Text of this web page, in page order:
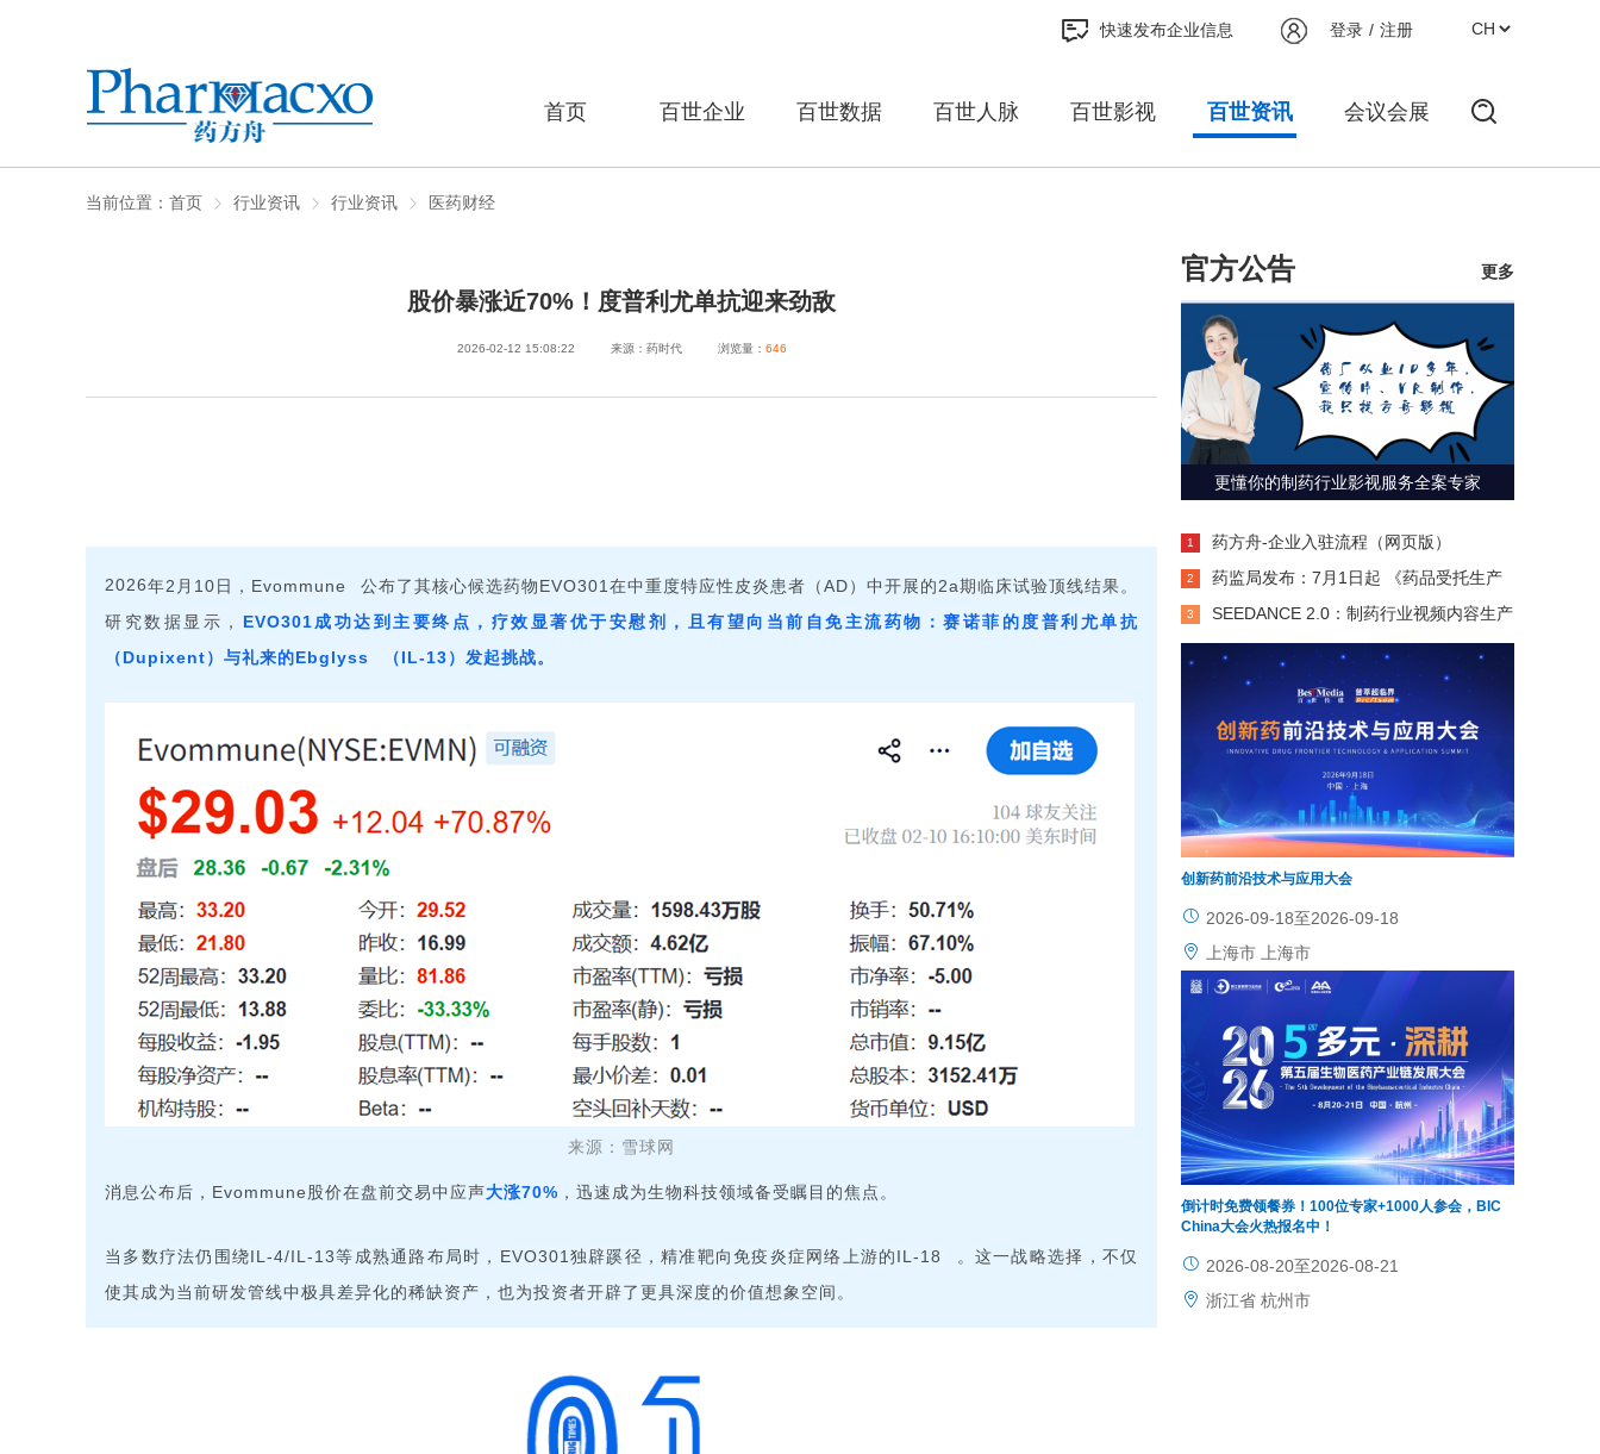
登录 / 注册
快速发布企业信息
首页 百世企业 百世数据 百世人脉 百世影视 百世资讯 会议会展
当前位置： 首页 行业资讯 行业资讯 医药财经
股价暴涨近70%！度普利尤单抗迎来劲敌
2026-02-12 15:08:22 来源：药时代 浏览量： 646
2026年2 月 10日， Evommune 公布了其核心候选药物EVO301 在中重度特应性皮炎患者（AD）中开展的2a期临床试验顶线结果。
研究数据显示， EVO301成功达到主要终点，疗效显著优于安慰剂，且有望向当前自免主流药物：赛诺菲的度普利尤单抗
（Dupixent）与礼来的Ebglyss （IL-13）发起挑战。
来源：雪球网
消息公布后， Evommune股价在盘前交易中应声大涨70% ，迅速成为生物科技领域备受瞩目的焦点。
当多数疗法仍围绕IL-4/IL-13等成熟通路布局时， EVO301 独辟蹊径，精准靶向免疫炎症网络上游的IL-18
。这一战略选择，不仅
使其成为当前研发管线中极具差异化的稀缺资产，也为投资者开辟了更具深度的价值想象空间。
更多
官方公告
更懂你的制药行业影视服务全案专家
1 药方舟-企业入驻流程（网页版）
2
药监局发布：7月1日起 《药品受托生产
意见书》可线上办理！
3
SEEDANCE 2.0：制药行业视频内容生产
力革命，低成本・高效率・高质量・高精准全
创新药前沿技术与应用大会
2026-09-18至2026-09-18
上海市 上海市
倒计时免费领餐券！100位专家+1000人参会，BIC
China大会火热报名中！
2026-08-20至2026-08-21
浙江省 杭州市